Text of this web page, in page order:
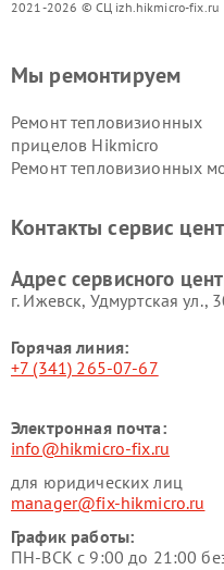
2021-2026 © СЦ izh.hikmicro-fix.ru
Мы ремонтируем
Ремонт тепловизионных
прицелов Hikmicro
Ремонт тепловизионных
Контакты сервис
Адрес сервисного
г. Ижевск, Удмуртская ул.,
Горячая линия:
+7 (341) 265-07-67
Электронная почта:
info@hikmicro-fix.ru
для юридических лиц
manager@fix-hikmicro.ru
График работы:
ПН-ВСК с 9:00 до 21:00